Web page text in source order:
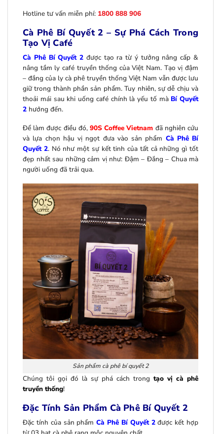
Hotline tư vấn miễn phí: 1800 888 906
Cà Phê Bí Quyết 2 – Sự Phá Cách Trong
Tạo Vị Café
Cà Phê Bí Quyết 2 được tạo ra từ ý tưởng nâng cấp &
nâng tầm ly café truyền thống của Việt Nam. Tạo vị đậm
– đắng của ly cà phê truyền thống Việt Nam vẫn được lưu
giữ trong thành phần sản phẩm. Tuy nhiên, sự dễ chịu và
thoải mái sau khi uống café chính là yếu tố mà Bí Quyết
2 hướng đến.
Để làm được điều đó, 90S Coffee Vietnam đã nghiên cứu
và lựa chọn hậu vị ngọt đưa vào sản phẩm Cà Phê Bí
Quyết 2. Nó như một sự kết tinh của tất cả những gì tốt
đẹp nhất sau những cảm vị như: Đậm – Đắng – Chua mà
người uống đã trải qua.
Sản phẩm cà phê bí quyết 2
Chúng tôi gọi đó là sự phá cách trong tạo vị cà phê
truyền thống!
Đặc Tính Sản Phẩm Cà Phê Bí Quyết 2
Đặc tính của sản phẩmCà Phê Bí Quyết 2được kết hợp